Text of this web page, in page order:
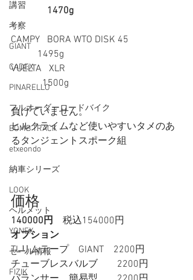
講習
考察
GIANT
CADEX
PINARELLO
フルオーダーロードバイク
BOMB TRACK
etxeondo
納車シリーズ
LOOK
ヘルメット
YONEX
セール情報
FIZIK
               1470g
CAMPY   BORA WTO DISK 45
           1495g
VUELTA   XLR
             1500g
負けていません。
ヒルクライムなど使いやすいタメのあ
るタンジェントスポーク組
価格
140000円 税込154000円
オプション
TLリムテープ　GIANT　2200円
チューブレスバルブ　　2200円